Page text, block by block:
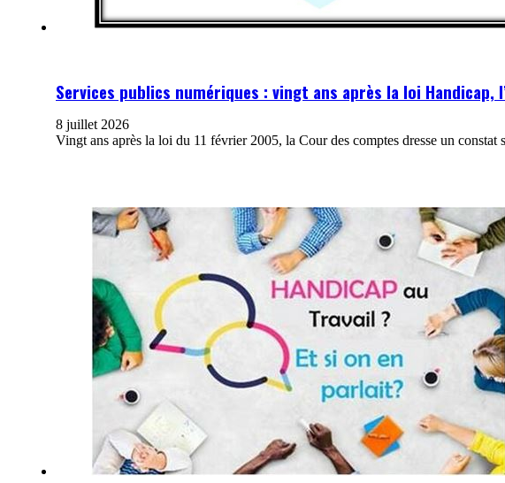
Services publics numériques : vingt ans après la loi
8 juillet 2026
Vingt ans après la loi du 11 février 2005, la Cour des comptes dresse un